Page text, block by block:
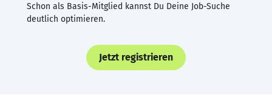
Schon als Basis-Mitglied kannst Du Deine Job-Suche
deutlich optimieren.
Jetzt registrieren